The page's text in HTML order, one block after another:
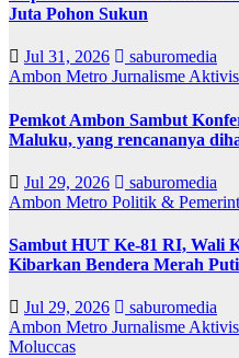
Juta Pohon Sukun
Jul 31, 2026
saburomedia
Ambon Metro Jurnalisme Aktivis
Pemkot Ambon Sambut
Maluku, yang rencananya
Jul 29, 2026
saburomedia
Ambon Metro Politik &
Sambut HUT Ke-81 RI, Wali
Kibarkan Bendera Merah
Jul 29, 2026
saburomedia
Ambon Metro Jurnalisme Aktivis
Moluccas